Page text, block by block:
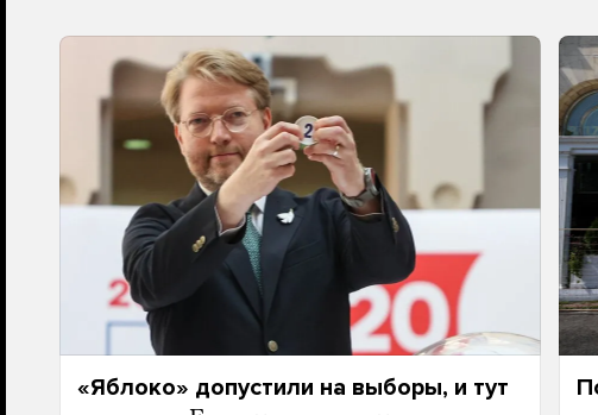
«Яблоко» допустили на выборы, и тут